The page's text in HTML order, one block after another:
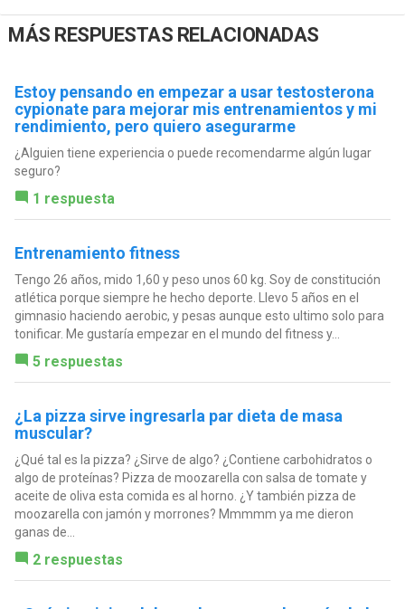
MÁS RESPUESTAS RELACIONADAS
Estoy pensando en empezar a usar testosterona
cypionate para mejorar mis entrenamientos y mi
rendimiento, pero quiero asegurarme
¿Alguien tiene experiencia o puede recomendarme algún lugar
seguro?
1 respuesta
Entrenamiento fitness
Tengo 26 años, mido 1,60 y peso unos 60 kg. Soy de constitución
atlética porque siempre he hecho deporte. Llevo 5 años en el
gimnasio haciendo aerobic, y pesas aunque esto ultimo solo para
tonificar. Me gustaría empezar en el mundo del fitness y...
5 respuestas
¿La pizza sirve ingresarla par dieta de masa
muscular?
¿Qué tal es la pizza? ¿Sirve de algo? ¿Contiene carbohidratos o
algo de proteínas? Pizza de moozarella con salsa de tomate y
aceite de oliva esta comida es al horno. ¿Y también pizza de
moozarella con jamón y morrones? Mmmmm ya me dieron
ganas de...
2 respuestas